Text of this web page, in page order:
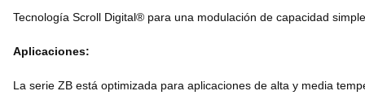
Tecnología Scroll Digital® para una modulación de capacidad
Aplicaciones:
La serie ZB está optimizada para aplicaciones de alta y media